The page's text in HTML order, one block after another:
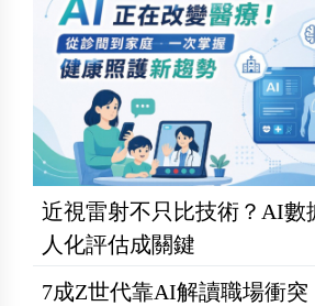
近視雷射不只比技術？AI數
人化評估成關鍵
7成Z世代靠AI解讀職場衝突